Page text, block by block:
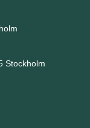
Stockholm